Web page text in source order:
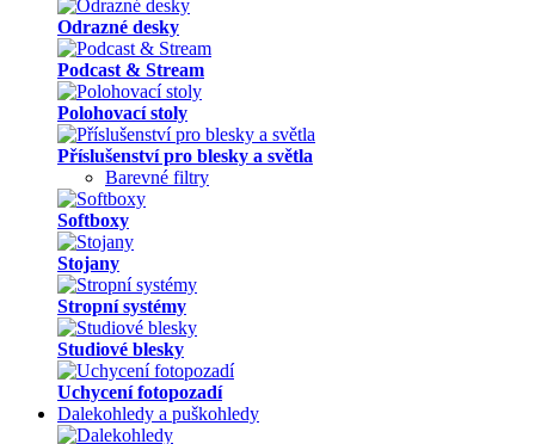
Odrazné desky
Podcast & Stream
Polohovací stoly
Příslušenství pro blesky a světla
Barevné filtry
Softboxy
Stojany
Stropní systémy
Studiové blesky
Uchycení fotopozadí
Dalekohledy a puškohledy